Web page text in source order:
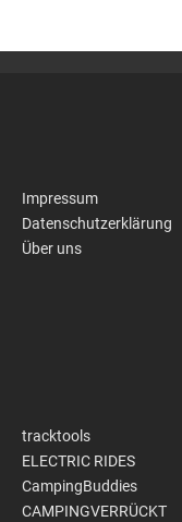
Impressum
Datenschutzerklärung
Über uns
tracktools
ELECTRIC RIDES
CampingBuddies
CAMPINGVERRÜCKT